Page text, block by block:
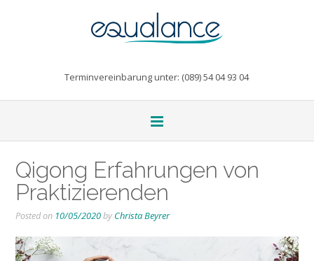
Terminvereinbarung unter: (089) 54 04 93 04
Qigong Erfahrungen von
Praktizierenden
Posted on 10/05/2020by Christa Beyrer